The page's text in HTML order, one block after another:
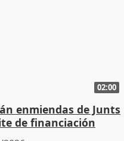
02:00
enmiendas de Junts
de financiación